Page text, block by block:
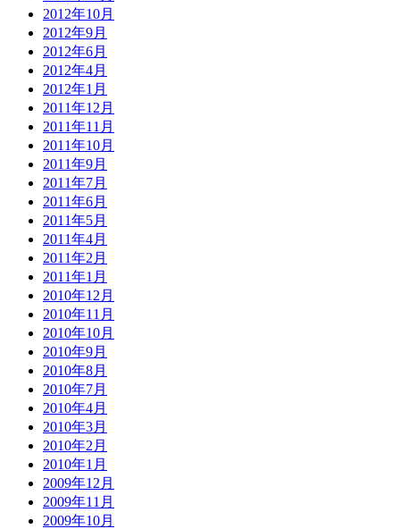
2012年10月
2012年9月
2012年6月
2012年4月
2012年1月
2011年12月
2011年11月
2011年10月
2011年9月
2011年7月
2011年6月
2011年5月
2011年4月
2011年2月
2011年1月
2010年12月
2010年11月
2010年10月
2010年9月
2010年8月
2010年7月
2010年4月
2010年3月
2010年2月
2010年1月
2009年12月
2009年11月
2009年10月